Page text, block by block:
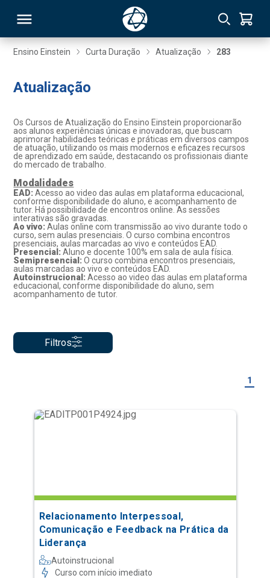
Ensino Einstein Curta Duração Atualização 283
Atualização
Os Cursos de Atualização do Ensino Einstein proporcionarão
aos alunos experiências únicas e inovadoras, que buscam
aprimorar habilidades teóricas e práticas em diversos campos
de atuação, utilizando os mais modernos e eficazes recursos
de aprendizado em saúde, destacando os profissionais diante
do mercado de trabalho.
Modalidades
EAD:Acesso ao video das aulas em plataforma educacional,
conforme disponibilidade do aluno, e acompanhamento de
tutor. Há possibilidade de encontros online. As sessões
interativas são gravadas.
Ao vivo: Aulas online com transmissão ao vivo durante todo o
curso, sem aulas presenciais. O curso combina encontros
presenciais, aulas marcadas ao vivo e conteúdos EAD.
Presencial:Aluno e docente 100% em sala de aula física.
Semipresencial:O curso combina encontros presenciais,
aulas marcadas ao vivo e conteúdos EAD.
Autoinstrucional:Acesso ao video das aulas em plataforma
educacional, conforme disponibilidade do aluno, sem
acompanhamento de tutor.
Filtros
1
Relacionamento Interpessoal,
Comunicação e Feedback na Prática da
Liderança
Autoinstrucional
Curso com início imediato